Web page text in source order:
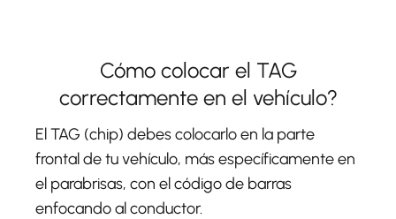
Cómo colocar el TAG
correctamente en el vehículo?
El TAG (chip) debes colocarlo en la parte
frontal de tu vehículo, más específicamente en
el parabrisas, con el código de barras
enfocando al conductor.